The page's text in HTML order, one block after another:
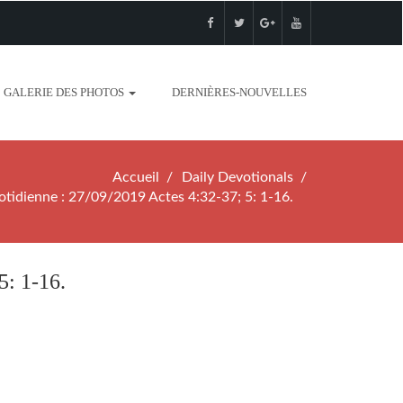
GALERIE DES PHOTOS DERNIÈRES-NOUVELLES
Accueil
Daily Devotionals
: 27/09/2019 Actes 4:32-37; 5: 1-16.
1-16.